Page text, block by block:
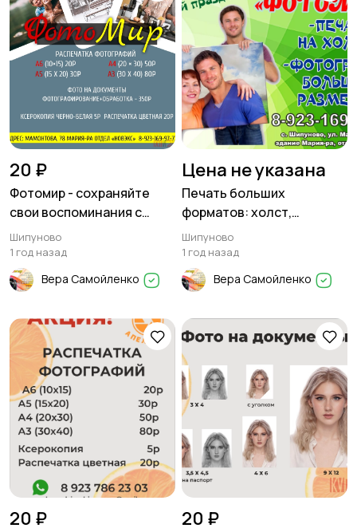
20 ₽
Фотомир - сохраняйте
свои воспоминания с
нами!
Шипуново
1 год назад
Вера Самойленко
Цена не указана
Печать больших
форматов: холст,
фотографии и плакаты,
плоттерная резка
Шипуново
1 год назад
Вера Самойленко
20 ₽ 20 ₽